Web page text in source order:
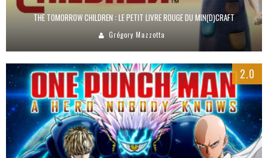
THE TOMORROW CHILDREN : LE PETIT LIVRE ROUGE DU MIN(D)CRAFT
Grégory Mazzotta
2.0